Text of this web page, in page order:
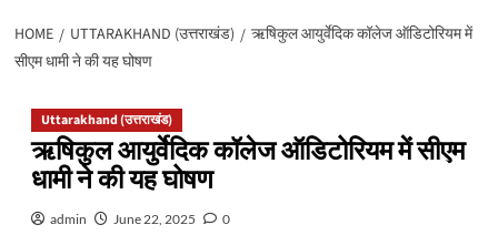
HOME UTTARAKHAND (उत्तराखंड)
ऋषिकुल आयुर्वेदिक कॉलेज ऑडिटोरियम में
सीएम धामी ने की यह घोषण
Uttarakhand (उत्तराखंड)
ऋषिकुल आयुर्वेदिक कॉलेज ऑडिटोरियम में सीएम
धामी ने की यह घोषण
admin June 22, 2025 0